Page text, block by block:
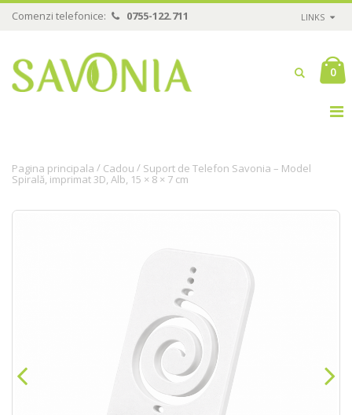
Comenzi telefonice: 0755-122.711 LINKS
0
Pagina principala / Cadou / Suport de Telefon Savonia – Model
Spirală, imprimat 3D, Alb, 15 × 8 × 7 cm